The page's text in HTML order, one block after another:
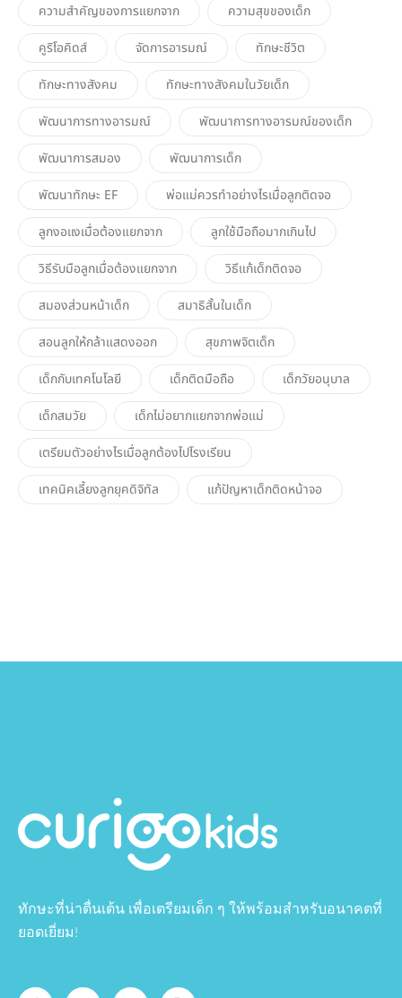
ความสำคัญของการแยกจาก
ความสุขของเด็ก
คูริโอคิดส์
จัดการอารมณ์
ทักษะชีวิต
ทักษะทางสังคม
ทักษะทางสังคมในวัยเด็ก
พัฒนาการทางอารมณ์
พัฒนาการทางอารมณ์ของเด็ก
พัฒนาการสมอง
พัฒนาการเด็ก
พัฒนาทักษะ EF
พ่อแม่ควรทำอย่างไรเมื่อลูกติดจอ
ลูกงอแงเมื่อต้องแยกจาก
ลูกใช้มือถือมากเกินไป
วิธีรับมือลูกเมื่อต้องแยกจาก
วิธีแก้เด็กติดจอ
สมองส่วนหน้าเด็ก
สมาธิสั้นในเด็ก
สอนลูกให้กล้าแสดงออก
สุขภาพจิตเด็ก
เด็กกับเทคโนโลยี
เด็กติดมือถือ
เด็กวัยอนุบาล
เด็กสมวัย
เด็กไม่อยากแยกจากพ่อแม่
เตรียมตัวอย่างไรเมื่อลูกต้องไปโรงเรียน
เทคนิคเลี้ยงลูกยุคดิจิทัล
แก้ปัญหาเด็กติดหน้าจอ
ทักษะที่น่าตื่นเต้น เพื่อเตรียมเด็ก ๆ ให้พร้อมสำหรับอนาคตที่
ยอดเยี่ยม!